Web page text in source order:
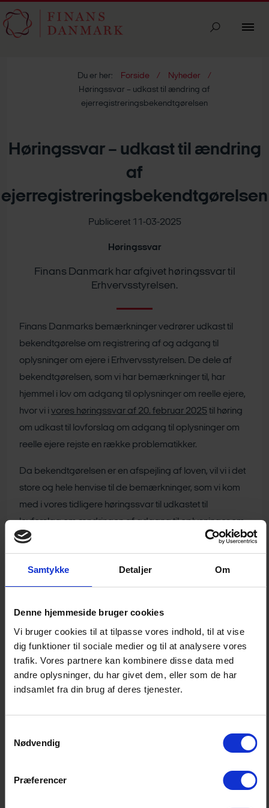
Samtykke Detaljer Om
Denne hjemmeside bruger cookies
Vi bruger cookies til at tilpasse vores indhold, til at vise
dig funktioner til sociale medier og til at analysere vores
trafik. Vores partnere kan kombinere disse data med
andre oplysninger, du har givet dem, eller som de har
indsamlet fra din brug af deres tjenester.
Nødvendig
Præferencer
Du er her: Forside
Nyheder
Høringssvar – udkast til ændring af
ejerregistreringsbekendtgørelsen
Høringssvar – udkast til ændring
af
ejerregistreringsbekendtgørelsen
Publiceret 11-03-2025
Høringssvar
Finans Danmark har afgivet høringssvar til
Erhvervsstyrelsen.
Finans Danmarks bemærkninger vedrører udkast til
bekendtgørelse om registrering af og adgang til
oplysninger om ejere i Erhvervsstyrelsen. De dele af
bekendtgørelsen, som vi har bemærkninger til, har
hjemmel i lov om adgang til oplysninger om reelle ejere,
hvor vi i vores høringssvar af 20. februar 2025 til høring
om udkast til lovforslag om adgang til oplysninger om
reelle ejere rejste en række problematikker.
Da bekendtgørelsen er en afspejling af loven, vil vi i det
store og hele henvise til de bemærkninger, som vi kom
med i vores tidligere høringssvar til udkastet til
lovforslag om ændringen af adgang til oplysninger om
reelle ejere.
DEL & PRINT
Høringssvar
Finans Danmarks høringssvar